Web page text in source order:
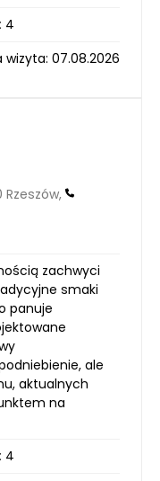
4
07.08.2026
zachwyci
smaki
panuje
ale
aktualnych
na
4